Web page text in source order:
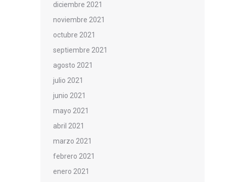
diciembre 2021
noviembre 2021
octubre 2021
septiembre 2021
agosto 2021
julio 2021
junio 2021
mayo 2021
abril 2021
marzo 2021
febrero 2021
enero 2021